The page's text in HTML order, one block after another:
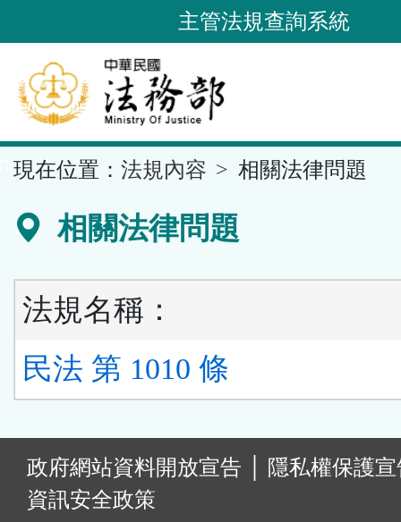
到
要
內
容
區
主管法規查詢系統
現在位置： 法規內容 相關法律問題
相關法律問題
法規名稱：
民法 第 1010 條
政府網站資料開放宣告
隱私權保護
資訊安全政策